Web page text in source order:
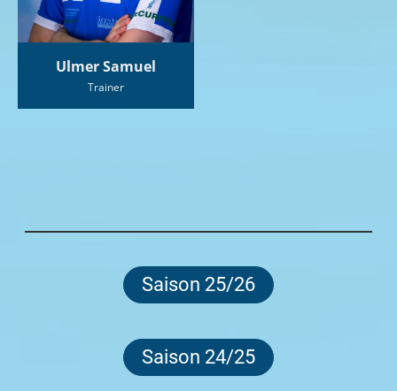
Ulmer Samuel
Trainer
Saison 25/26
Saison 24/25